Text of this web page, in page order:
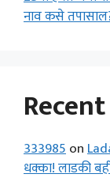
नाव कसे
333985on
धक्का! लाडकी